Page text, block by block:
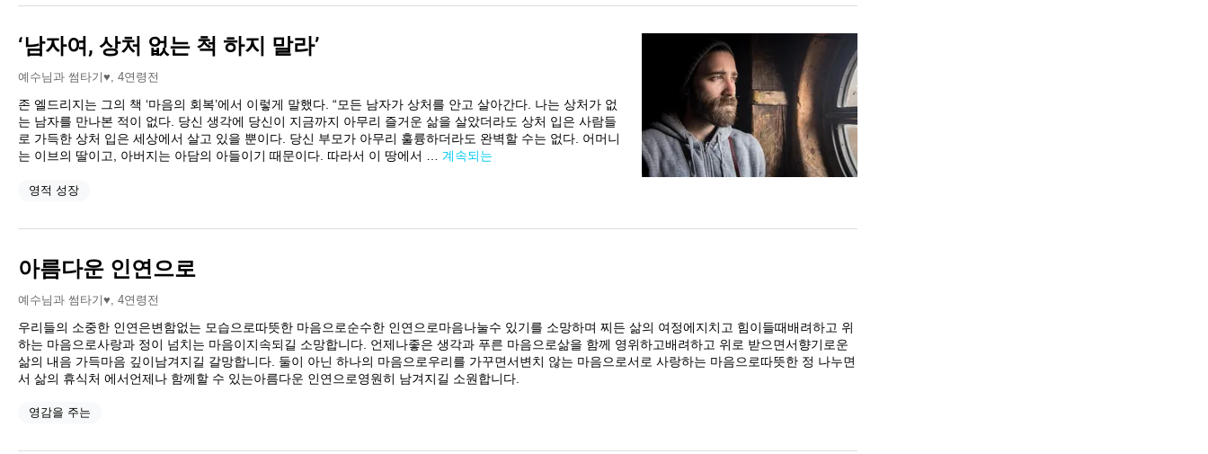
‘남자여, 상처 없는 척 하지 말라’
예수님과 썸타기♥ 4연령전
존 엘드리지는 그의 책 ‘마음의 회복’에서 이렇게 말했다. “모든 남자가 상처를 안고 살아간다. 나는 상처가 없
는 남자를 만나본 적이 없다. 당신 생각에 당신이 지금까지 아무리 즐거운 삶을 살았더라도 상처 입은 사람들
로 가득한 상처 입은 세상에서 살고 있을 뿐이다. 당신 부모가 아무리 훌륭하더라도 완벽할 수는 없다. 어머니
는 이브의 딸이고, 아버지는 아담의 아들이기 때문이다. 따라서 이 땅에서 … 계속되는
영적 성장
아름다운 인연으로
예수님과 썸타기♥ 4연령전
우리들의 소중한 인연은변함없는 모습으로따뜻한 마음으로순수한 인연으로마음나눌수 있기를 소망하며 찌든 삶의 여정에지치고 힘이들때배려하고 위
하는 마음으로사랑과 정이 넘치는 마음이지속되길 소망합니다. 언제나좋은 생각과 푸른 마음으로삶을 함께 영위하고배려하고 위로 받으면서향기로운
삶의 내음 가득마음 깊이남겨지길 갈망합니다. 둘이 아닌 하나의 마음으로우리를 가꾸면서변치 않는 마음으로서로 사랑하는 마음으로따뜻한 정 나누면
서 삶의 휴식처 에서언제나 함께할 수 있는아름다운 인연으로영원히 남겨지길 소원합니다.
영감을 주는